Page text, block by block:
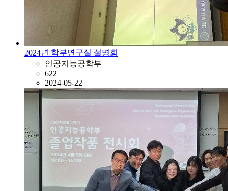
2024년 학부연구실 설명회
인공지능공학부
622
2024-05-22